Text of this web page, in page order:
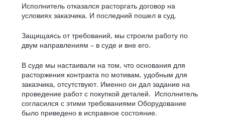
Исполнитель отказался расторгать договор на
условиях заказчика. И последний пошел в суд.
Защищаясь от требований, мы строили работу по
двум направлениям – в суде и вне его.
В суде мы настаивали на том, что основания для
расторжения контракта по мотивам, удобным для
заказчика, отсутствуют. Именно он дал задание на
проведение работ с покупкой деталей. Исполнитель
согласился с этими требованиями Оборудование
было приведено в исправное состояние.